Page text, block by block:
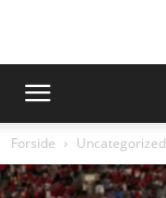
Forside Uncategorized